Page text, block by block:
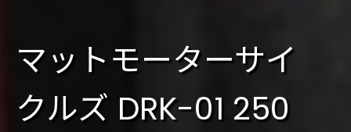
マットモーターサイ
クルズ DRK-01 250